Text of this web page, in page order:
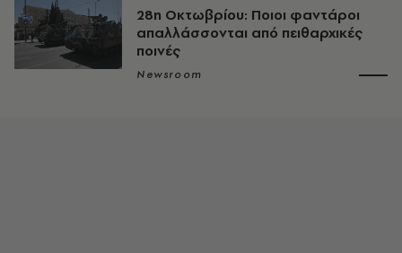
28η Οκτωβρίου: Ποιοι φαντάροι
απαλλάσσονται από πειθαρχικές
ποινές
Newsroom